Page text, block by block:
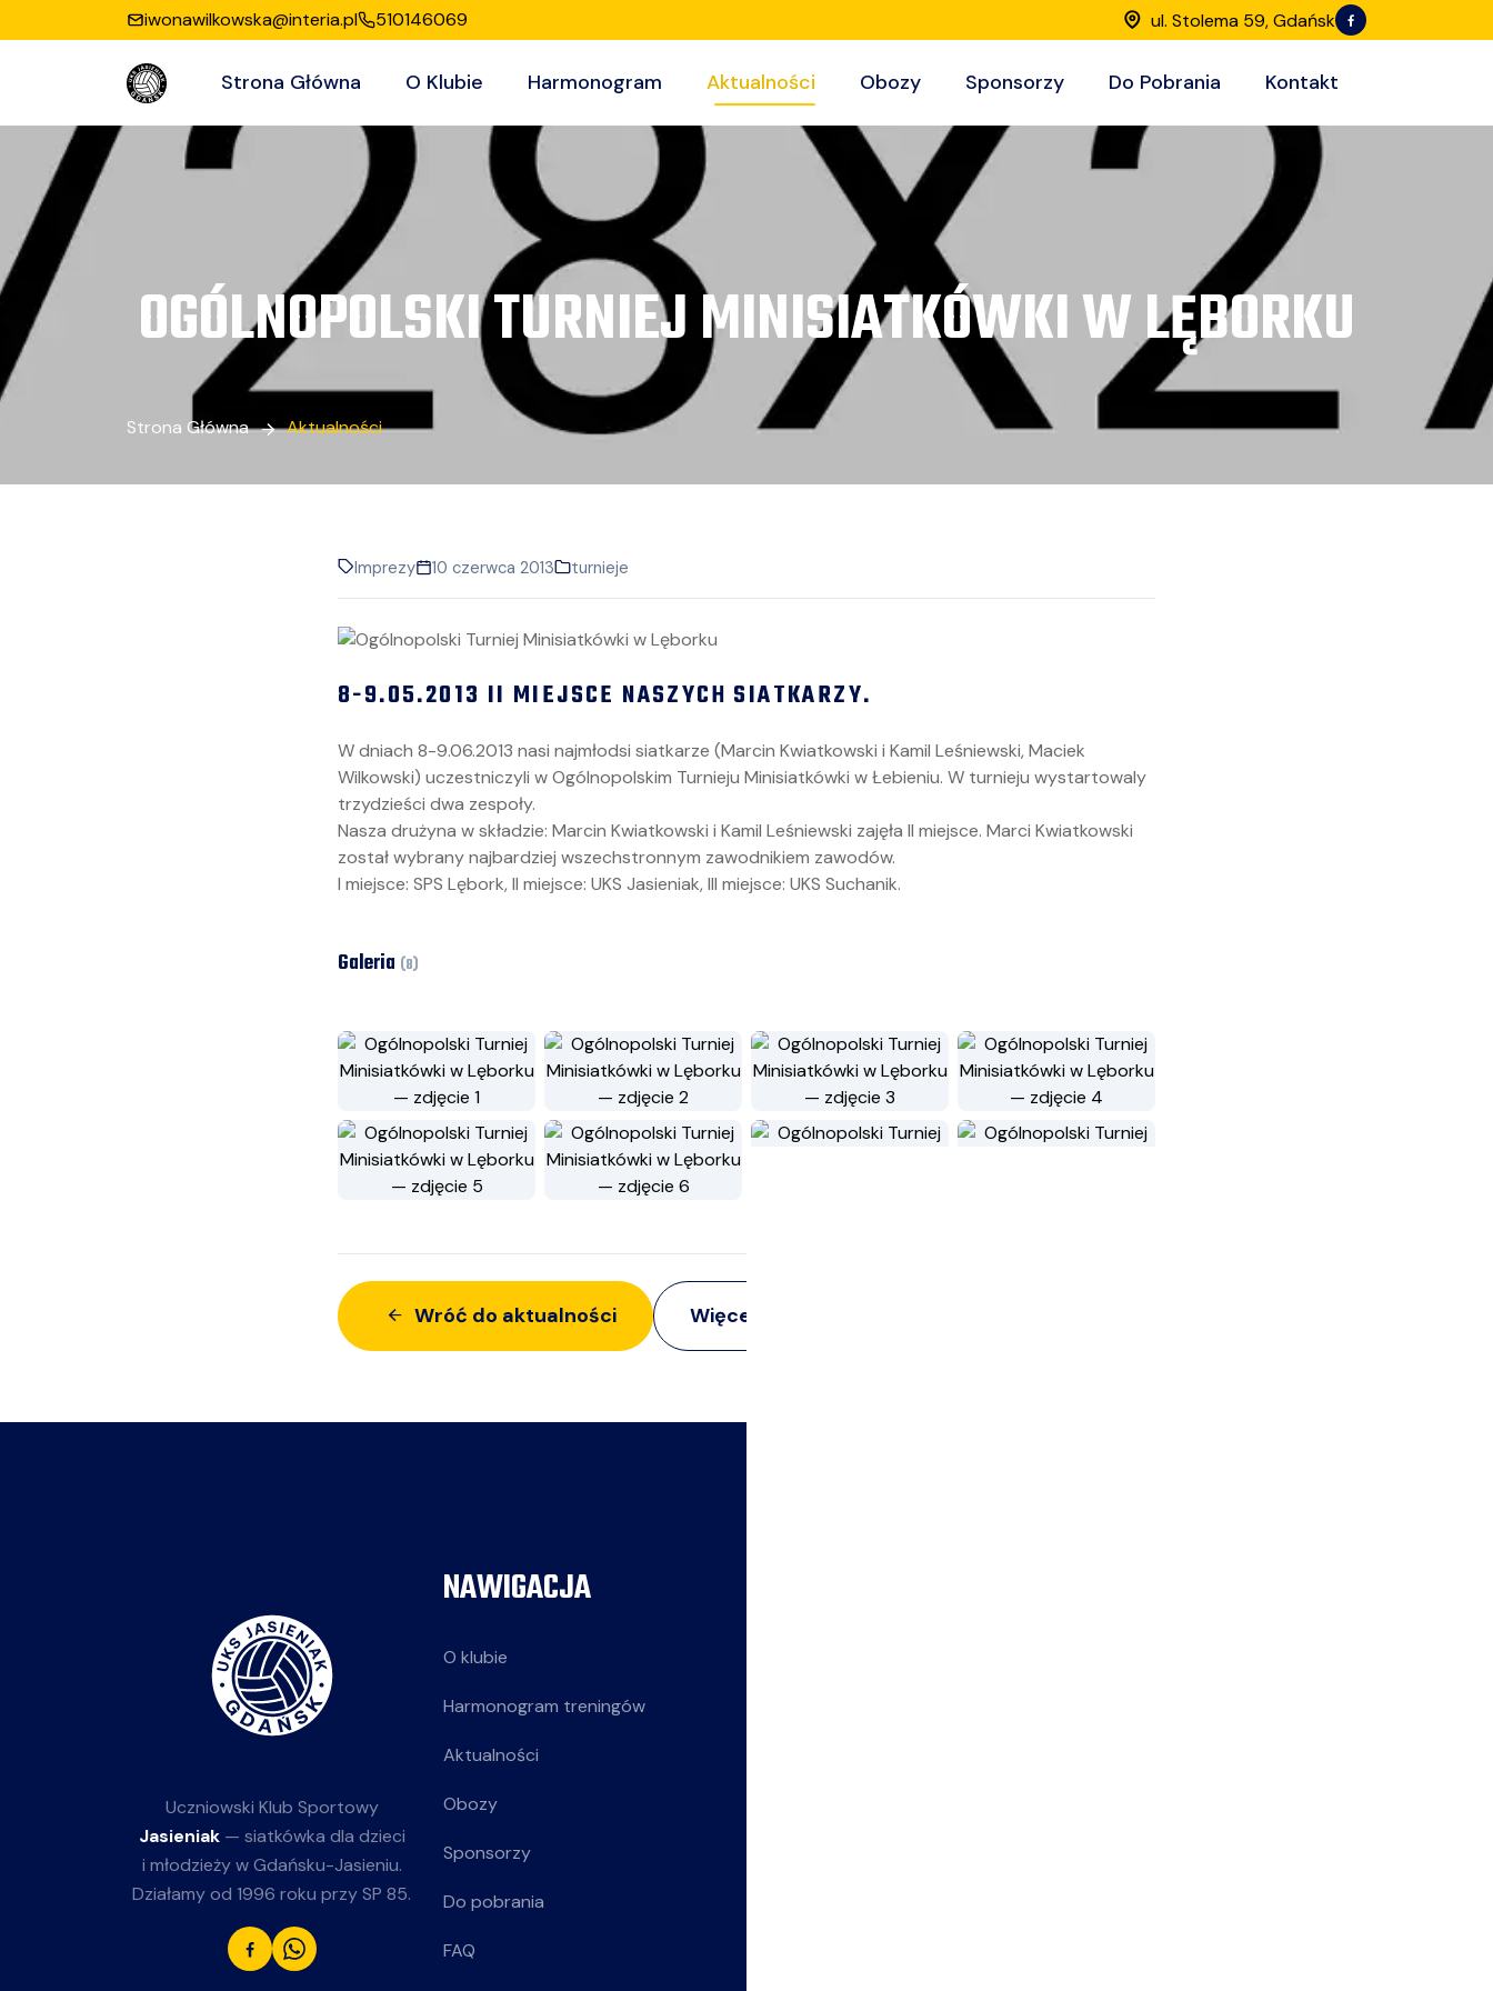
iwonawilkowska@interia.pl 510146069 ul. Stolema 59, Gdańsk
Strona Główna O Klubie Harmonogram Aktualności Obozy Sponsorzy Do Pobrania Kontakt
OGÓLNOPOLSKI TURNIEJ MINISIATKÓWKI W LĘBORKU
Strona Główna Aktualności
Imprezy 10 czerwca 2013 turnieje
8-9.05.2013 II MIEJSCE NASZYCH SIATKARZY.
W dniach 8-9.06.2013 nasi najmłodsi siatkarze (Marcin Kwiatkowski i Kamil Leśniewski, Maciek
Wilkowski) uczestniczyli w Ogólnopolskim Turnieju Minisiatkówki w Łebieniu. W turnieju wystartowaly
trzydzieści dwa zespoły.
Nasza drużyna w składzie: Marcin Kwiatkowski i Kamil Leśniewski zajęła II miejsce. Marci Kwiatkowski
został wybrany najbardziej wszechstronnym zawodnikiem zawodów.
I miejsce: SPS Lębork, II miejsce: UKS Jasieniak, III miejsce: UKS Suchanik.
Galeria (8)
Wróć do aktualności Więcej z:
Uczniowski Klub Sportowy
Jasieniak— siatkówka dla dzieci
i młodzieży w Gdańsku-Jasieniu.
Działamy od 1996 roku przy SP 85.
NAWIGACJA
O klubie
Harmonogram treningów
Aktualności
Obozy
Sponsorzy
Do pobrania
FAQ